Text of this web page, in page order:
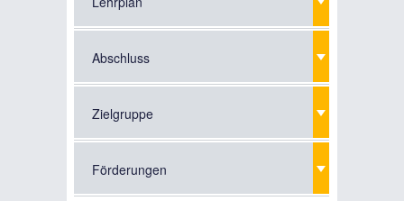
Abschluss
Zielgruppe
Förderungen